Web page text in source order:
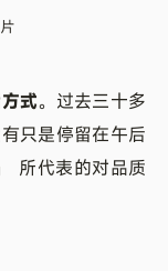
式。过去三十多
只是停留在午后
所代表的对品质